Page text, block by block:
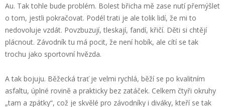
Au. Tak tohle bude problém. Bolest břicha mě zase nutí přemýšlet
o tom, jestli pokračovat. Podél trati je ale tolik lidí, že mi to
nedovoluje vzdát. Povzbuzují, tleskají, fandí, křičí. Děti si chtějí
plácnout. Závodník tu má pocit, že není hobík, ale cítí se tak
trochu jako sportovní hvězda.
A tak bojuju. Běžecká trať je velmi rychlá, běží se po kvalitním
asfaltu, úplné rovině a prakticky bez zatáček. Celkem čtyři okruhy
„tam a zpátky“, což je skvělé pro závodníky i diváky, kteří se tak